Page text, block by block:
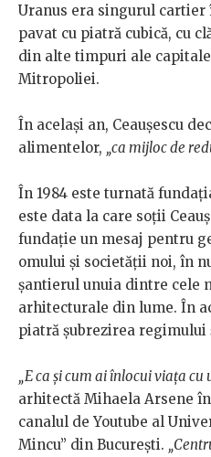
Uranus era singurul cartier
pavat cu piatră cubică, cu
din alte timpuri ale
Mitropoliei.
În același an, Ceaușescu
alimentelor, „ca mijloc de
În 1984 este turnată
este data la care soții
fundație un mesaj pentru
omului și societății noi, în
șantierul unuia dintre cele
arhitecturale din lume. În
piatră șubrezirea
„E ca și cum ai înlocui viața cu
arhitectă Mihaela Arsene
canalul de Youtube al
Mincu” din București.